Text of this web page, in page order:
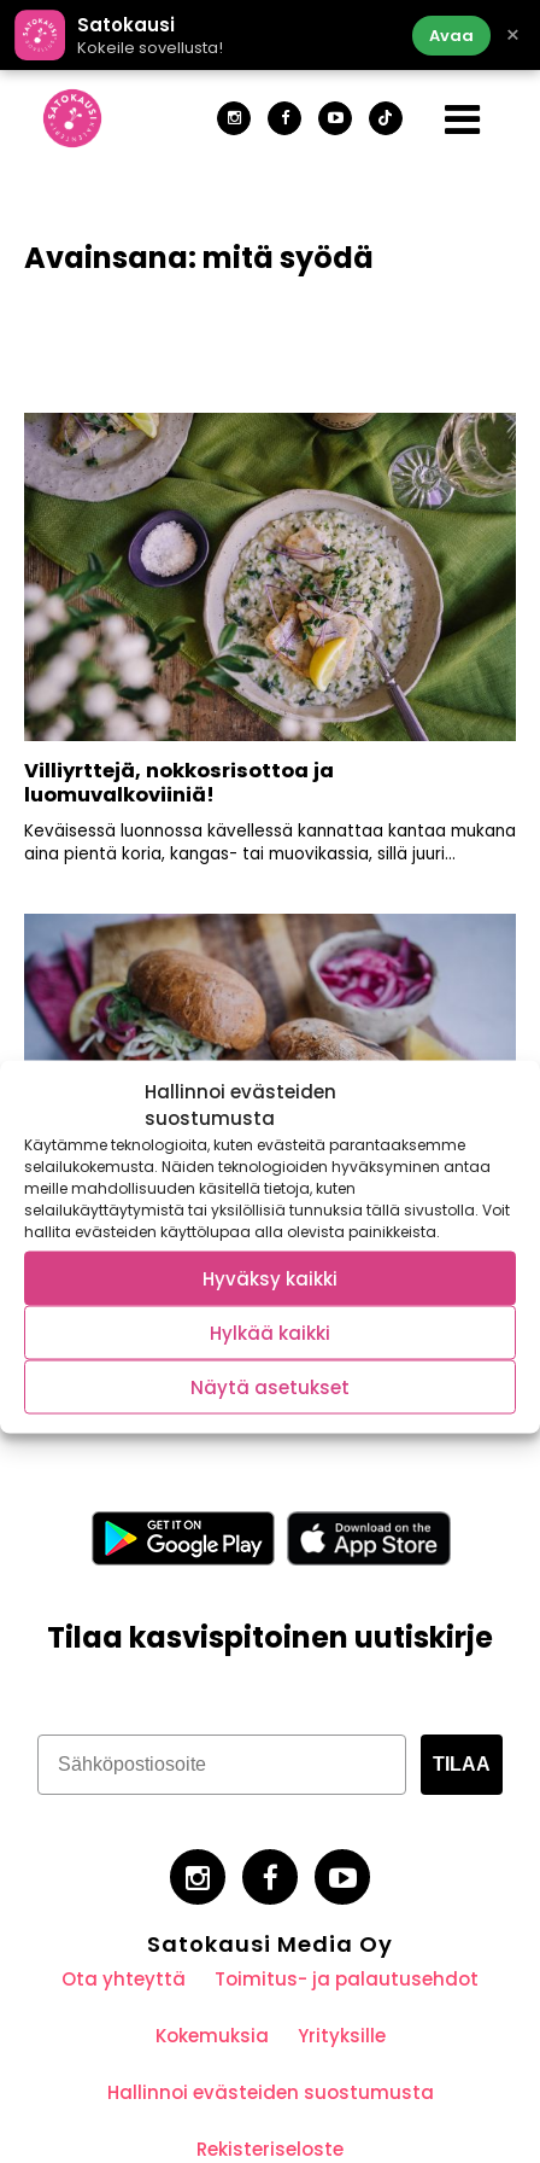
Hallinnoi evästeiden
suostumusta
Käytämme teknologioita, kuten evästeitä parantaaksemme
selailukokemusta. Näiden teknologioiden hyväksyminen antaa
meille mahdollisuuden käsitellä tietoja, kuten
selailukäyttäytymistä tai yksilöllisiä tunnuksia tällä sivustolla. Voit
hallita evästeiden käyttölupaa alla olevista painikkeista.
Hyväksy kaikki
Hylkää kaikki
Näytä asetukset
Satokausi
Kokeile sovellusta!
Avaa ×
Avainsana: mitä syödä
Villiyrttejä, nokkosrisottoa ja
luomuvalkoviiniä!
Keväisessä luonnossa kävellessä kannattaa kantaa mukana
aina pientä koria, kangas- tai muovikassia, sillä juuri...
Terveellinen ruoka kuuluu kaikille!
Kaupallinen yhteistyö: Sydänmerkki Terveellinen ruoka
kuuluu kaikille tuloista, elämäntilanteesta ja ruokavaliosta
riippumatta. Lue lisää...
Tilaa kasvispitoinen uutiskirje
TILAA
Satokausi Media Oy
Ota yhteyttä Toimitus- ja palautusehdot
Kokemuksia Yrityksille
Hallinnoi evästeiden suostumusta
Rekisteriseloste